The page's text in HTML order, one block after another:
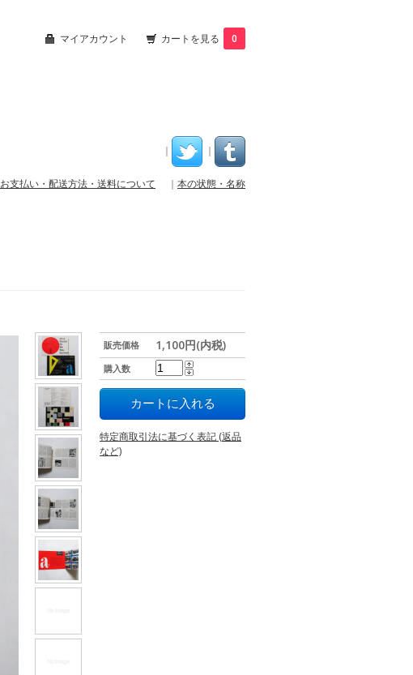
マイアカウント カートを見る 0
｜ ｜
お支払い・配送方法・送料について ｜ 本の状態・名称
販売価格 1,100円(内税)
購入数
特定商取引法に基づく表記 (返品
など)